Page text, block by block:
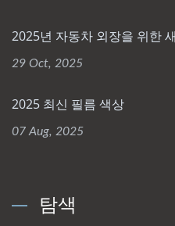
2025년 자동차 외장을 위한
29 Oct, 2025
2025 최신 필름 색상
07 Aug, 2025
탐색